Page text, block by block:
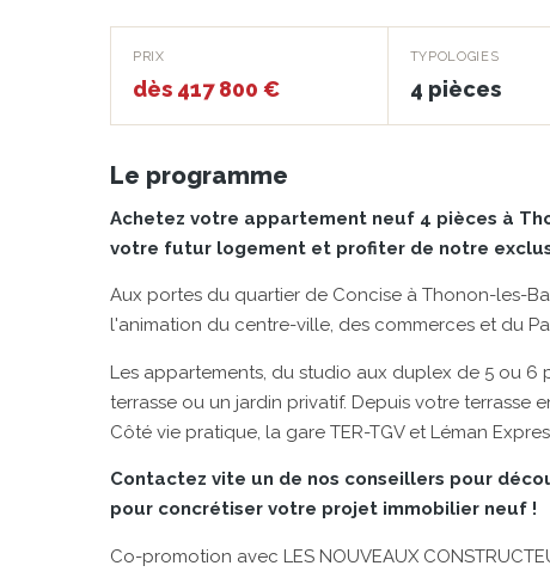
Jardins sur le Lac
THONON-LES-BAINS · 74200
PRIX
dès 417 800 €
TYPOLOGIES
4 pièces
Le programme
Achetez votre appartement neuf 4 pièces à
votre futur logement et profiter de notre
Aux portes du quartier de Concise à Thonon-les-
l'animation du centre-ville, des commerces et du
Les appartements, du studio aux duplex de 5 ou
terrasse ou un jardin privatif. Depuis votre terrasse
Côté vie pratique, la gare TER-TGV et Léman
Contactez vite un de nos conseillers pour
pour concrétiser votre projet immobilier neuf !
Co-promotion avec LES NOUVEAUX